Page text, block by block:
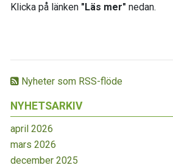
Nyheter som RSS-flöde
NYHETSARKIV
april 2026
mars 2026
december 2025
Klicka på länken "Läs mer" nedan.